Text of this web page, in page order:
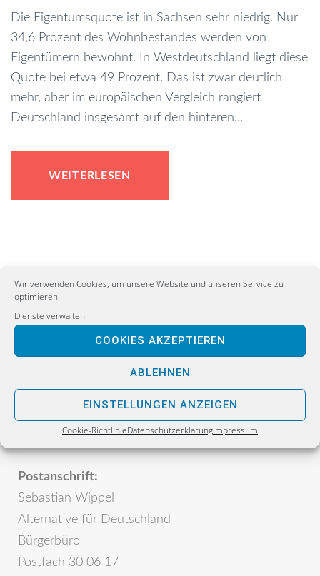
Wir verwenden Cookies, um unsere Website und unseren Service zu
optimieren.
Dienste verwalten
COOKIES AKZEPTIEREN
ABLEHNEN
EINSTELLUNGEN ANZEIGEN
Cookie-RichtlinieDatenschutzerklärungImpressum
Die Eigentumsquote ist in Sachsen sehr niedrig. Nur
34,6 Prozent des Wohnbestandes werden von
Eigentümern bewohnt. In Westdeutschland liegt diese
Quote bei etwa 49 Prozent. Das ist zwar deutlich
mehr, aber im europäischen Vergleich rangiert
Deutschland insgesamt auf den hinteren...
WEITERLESEN
Postanschrift:
Sebastian Wippel
Alternative für Deutschland
Bürgerbüro
Postfach 30 06 17